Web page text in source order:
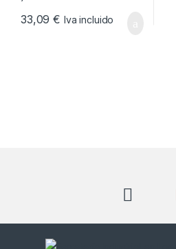
33,09€ Iva incluido